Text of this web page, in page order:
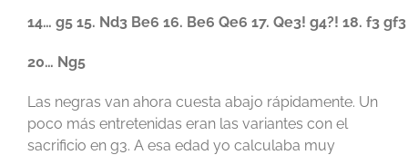
14… g515. Nd3 Be6 16. Be6 Qe6 17. Qe3! g4?! 18. f3
20… Ng5
Las negras van ahora cuesta abajo rápidamente. Un
poco más entretenidas eran las variantes con el
sacrificio en g3. A esa edad yo calculaba muy